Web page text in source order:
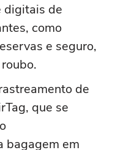
digitais de
como
e seguro,
de
que se
bagagem em